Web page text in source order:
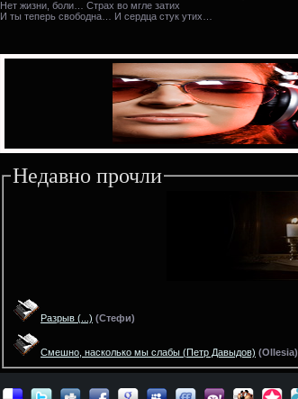
Нет жизни, боли… Страх во мгле затих
И ты теперь свободна… И сердца стук утих…
Недавно прочли
Разрыв (...) (Стефи)
Смешно, насколько мы слабы (Петр Давыдов) (Ollesia)